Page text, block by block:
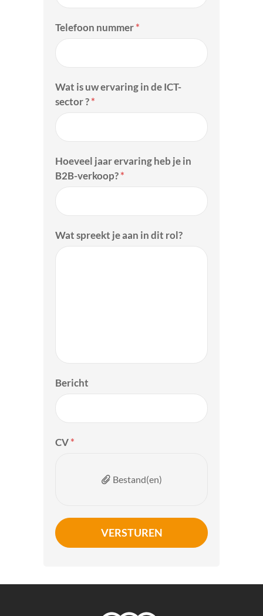
Telefoon nummer*
Wat is uw ervaring in de ICT-
sector ?*
Hoeveel jaar ervaring heb je in
B2B-verkoop?*
Wat spreekt je aan in dit rol?
Bericht
CV*
Bestand(en)
VERSTUREN